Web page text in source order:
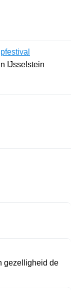
IJsselstein
gezelligheid de